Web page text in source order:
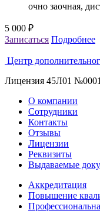
очно заочная,
5 000 ₽
Записаться Подробнее
Центр
Лицензия 45Л01
О компании
Сотрудники
Контакты
Отзывы
Лицензии
Реквизиты
Выдаваемые
Аккредитация
Повышение